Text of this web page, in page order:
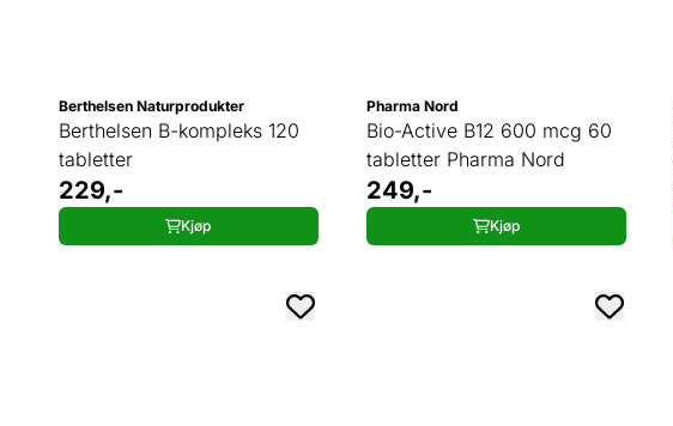
Berthelsen Naturprodukter
Berthelsen B-kompleks 120
tabletter
229,-
Kjøp
Pharma Nord
Bio-Active B12 600 mcg 60
tabletter Pharma Nord
249,-
Kjøp